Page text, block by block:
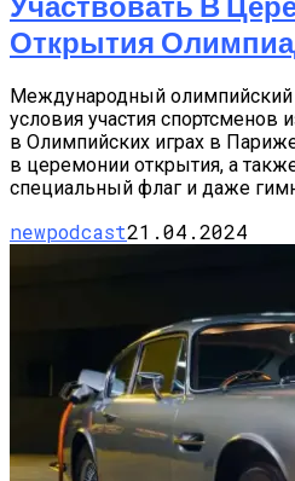
Открытия
Международный олимпийский
условия участия спортсменов
в Олимпийских играх в
в церемонии открытия, а
специальный флаг и даже
newpodcast21.04.2024